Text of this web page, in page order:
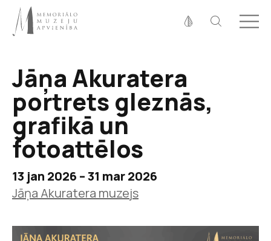
Kontrasts
Jāņa Akuratera
portrets gleznās,
grafikā un
fotoattēlos
13 jan 2026 – 31 mar 2026
Jāņa Akuratera muzejs